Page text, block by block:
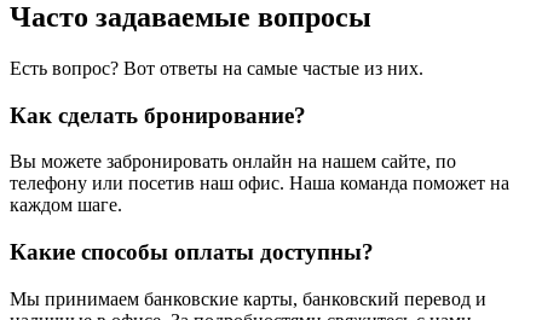
Часто задаваемые вопросы
Есть вопрос? Вот ответы на самые частые из них.
Как сделать бронирование?
Вы можете забронировать онлайн на нашем сайте, по
телефону или посетив наш офис. Наша команда поможет на
каждом шаге.
Какие способы оплаты доступны?
Мы принимаем банковские карты, банковский перевод и